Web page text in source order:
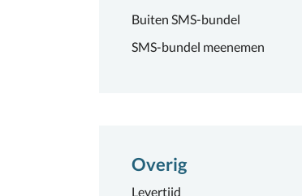
Buiten SMS-bundel
SMS-bundel meenemen
Overig
Levertijd